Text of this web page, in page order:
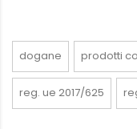
dogane prodotti
reg. ue 2017/625